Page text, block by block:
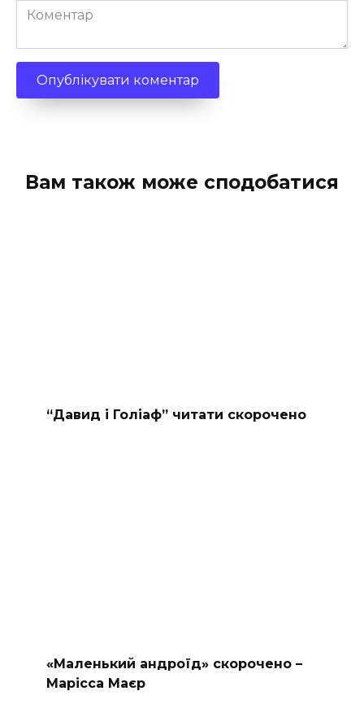
Коментар
Вам також може сподобатися
“Давид і Голіаф” читати скорочено
«Маленький андроїд» скорочено –
Марісса Маєр